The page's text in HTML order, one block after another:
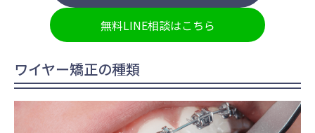
無料LINE相談はこちら
ワイヤー矯正の種類